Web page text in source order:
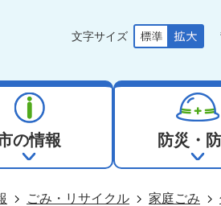
文字サイズ
の情報 防災・
ごみ・リサイクル 家庭ごみ